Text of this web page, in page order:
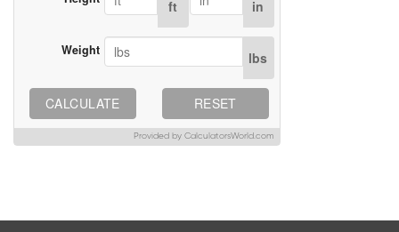
ft in
Weight lbs
CALCULATE RESET
Provided by CalculatorsWorld.com